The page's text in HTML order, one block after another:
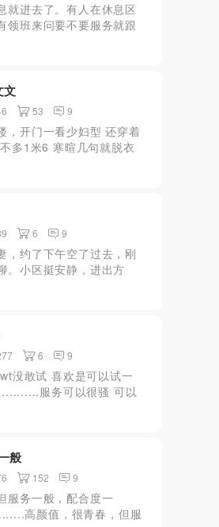
就进去了。有人在休息区
领班来问要不要服务就跟
，然后房间可以过夜休
聊天。但是别的什么也不
文
53 9
，开门一看少妇型 还穿着
多1米6 寒暄几句就脱衣
乖 这奶子是真的大，随
进房间准备 结果突然问我
6 9
，约了下午空了过去，刚
。小区挺安静，进出方
过保养挺好，身高有
过的一些年轻的还好一
6 9
没敢试 喜欢是可以试一
服务可以很骚 可以
试一下
般
152 9
服务一般，配合度一
高颜值，很青春，但服